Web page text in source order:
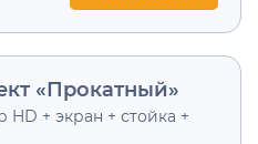
«Прокатный»
HD + экран + стойка +